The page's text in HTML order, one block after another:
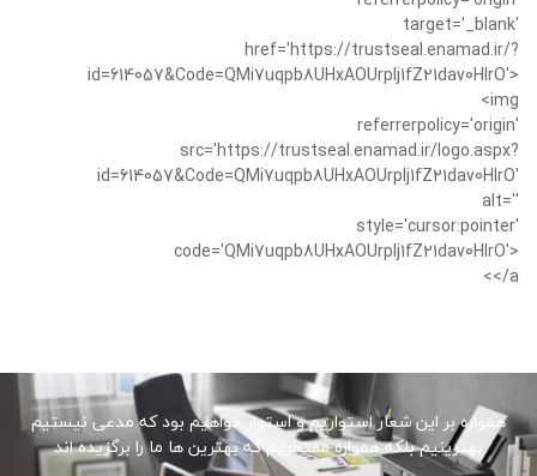
target='_blank'
href='https://trustseal.enamad.ir/?
id=614057&Code=QMi7uqpb8UHxAOUrplj1fZ21dav0HIrO'>
<img
referrerpolicy='origin'
src='https://trustseal.enamad.ir/logo.aspx?
id=614057&Code=QMi7uqpb8UHxAOUrplj1fZ21dav0HIrO'
alt=''
style='cursor:pointer'
code='QMi7uqpb8UHxAOUrplj1fZ21dav0HIrO'>
</a>
همواره بر این شعار استواریم و استوار خواهیم بود که مدعی نیستیم
بهترینیم بلکه همواره مفتخریم که بهترین ها ما را برگزیده اند